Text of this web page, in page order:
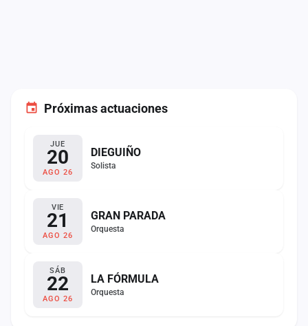
Próximas actuaciones
JUE
20
AGO 26
DIEGUIÑO
Solista
VIE
21
AGO 26
GRAN PARADA
Orquesta
SÁB
22
AGO 26
LA FÓRMULA
Orquesta